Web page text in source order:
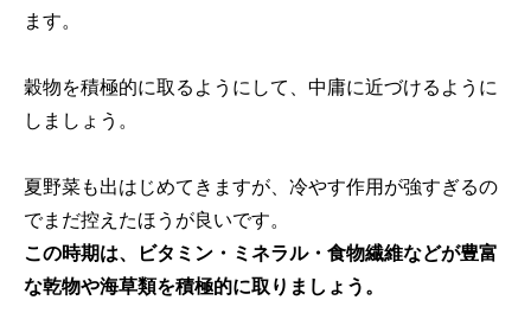
ます。
穀物を積極的に取るようにして、中庸に近づけるように
しましょう。
夏野菜も出はじめてきますが、冷やす作用が強すぎるの
でまだ控えたほうが良いです。
この時期は、ビタミン・ミネラル・食物繊維などが豊富
な乾物や海草類を積極的に取りましょう。